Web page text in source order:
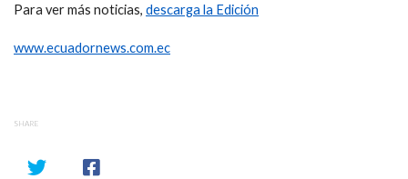
Para ver más noticias, descarga la Edición
www.ecuadornews.com.ec
SHARE